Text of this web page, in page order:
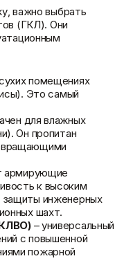
Ленты
профиль
и профили для
Стеклообои
ленты
Флизелин
сетки
больше
важно выбрать
(ГКЛ). Они
помещениях
Это самый
для влажных
Он пропитан
армирующие
к высоким
защиты инженерных
шахт.
– универсальный
с повышенной
пожарной